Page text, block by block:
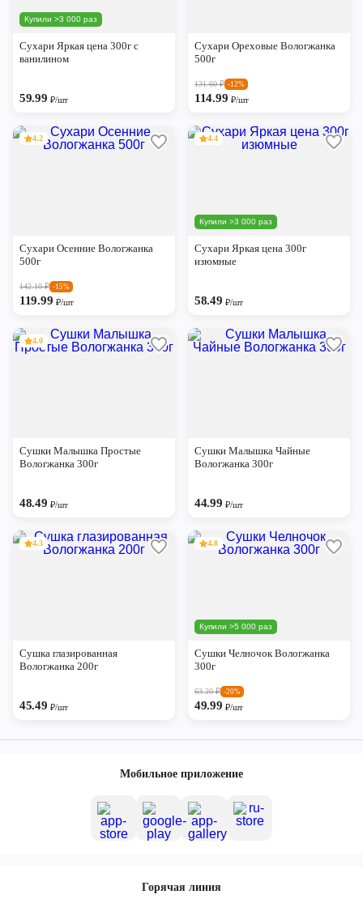
Купили >3 000 раз
Сухари Яркая цена 300г с
ванилином
59.99₽/шт
Сухари Ореховые Вологжанка
500г
131.60₽ -12%
114.99 ₽/шт
4.2
Сухари Осенние Вологжанка
500г
142.10₽ -15%
119.99 ₽/шт
Купили >3 000 раз
4.4
Сухари Яркая цена 300г
изюмные
58.49₽/шт
4.0
Сушки Малышка Простые
Вологжанка 300г
48.49₽/шт
Сушки Малышка Чайные
Вологжанка 300г
44.99₽/шт
4.3
Сушка глазированная
Вологжанка 200г
45.49₽/шт
Купили >5 000 раз
4.8
Сушки Челночок Вологжанка
300г
63.20₽ -20%
49.99₽/шт
Мобильное приложение
Горячая линия